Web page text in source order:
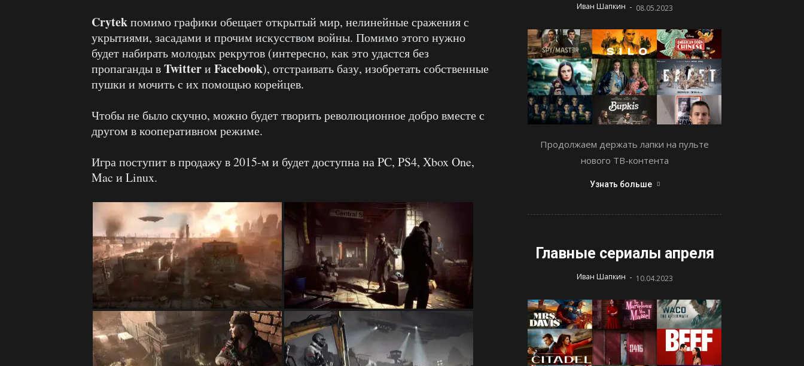
Crytekпомимо графики обещает открытый мир, нелинейные сражения с
укрытиями, засадами и прочим искусством войны. Помимо этого нужно
будет набирать молодых рекрутов (интересно, как это удастся без
пропаганды вTwitterи Facebook), отстраивать базу, изобретать собственные
пушки и мочить с их помощью корейцев.
Чтобы не было скучно, можно будет творить революционное добро вместе с
другом в кооперативном режиме.
Игра поступит в продажу в 2015-м и будет доступна на PC, PS4, Xbox One,
Mac и Linux.
Иван Шапкин - 08.05.2023
Продолжаем держать лапки на пульте
нового ТВ-контента
Узнать больше
Главные сериалы апреля
Иван Шапкин - 10.04.2023